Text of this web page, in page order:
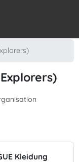
Kleidung